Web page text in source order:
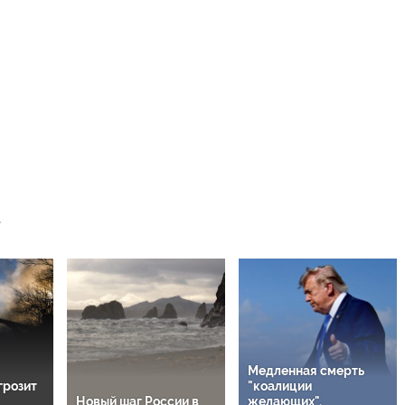
Новый шаг России в
Медленная смерть
"коалиции
желающих",